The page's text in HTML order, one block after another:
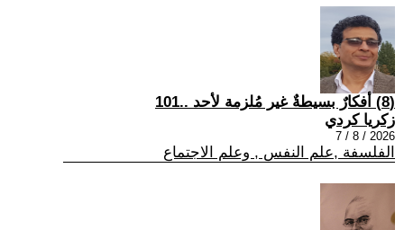
(8) أفكارٌ بسيطةٌ غير مُلزمة لأحد ..101
زكريا كردي
2026 / 8 / 7
الفلسفة ,علم النفس , وعلم الاجتماع